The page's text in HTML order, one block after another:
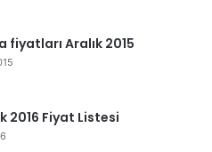
fiyatları Aralık 2015
2016 Fiyat Listesi